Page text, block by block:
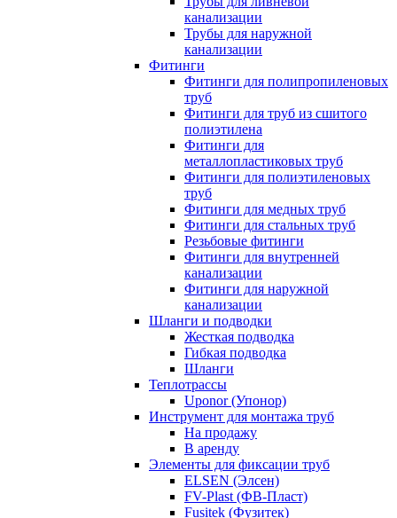
канализации
Трубы для наружной
канализации
Фитинги
Фитинги для полипропиленовых
труб
Фитинги для труб из сшитого
полиэтилена
Фитинги для
металлопластиковых труб
Фитинги для полиэтиленовых
труб
Фитинги для медных труб
Фитинги для стальных труб
Резьбовые фитинги
Фитинги для внутренней
канализации
Фитинги для наружной
канализации
Шланги и подводки
Жесткая подводка
Гибкая подводка
Шланги
Теплотрассы
Uponor (Упонор)
Инструмент для монтажа труб
На продажу
В аренду
Элементы для фиксации труб
ELSEN (Элсен)
FV-Plast (ФВ-Пласт)
Fusitek (Фузитек)